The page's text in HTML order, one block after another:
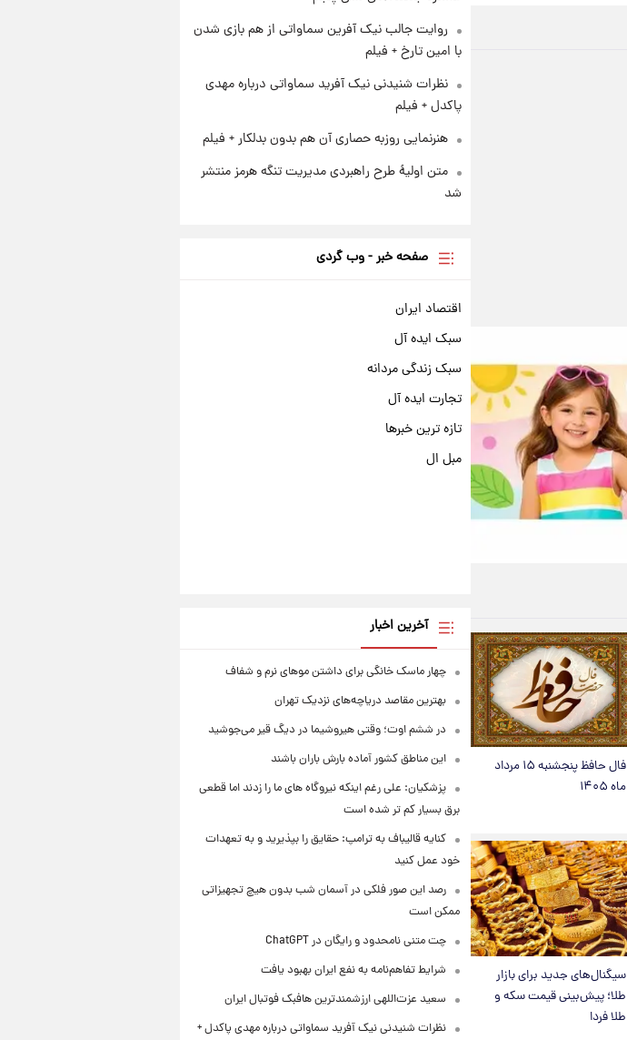
فال حافظ پنجشنبه ۱۵ مرداد
ماه ۱۴۰۵
سیگنال‌های جدید برای بازار
طلا؛ پیش‌بینی قیمت سکه و
طلا فردا
روایت جالب نیک آفرین سماواتی از هم بازی شدن
با امین تارخ + فیلم
نظرات شنیدنی نیک آفرید سماواتی درباره مهدی
پاکدل + فیلم
هنرنمایی روزبه حصاری آن هم بدون بدلکار + فیلم
متن اولیۀ طرح راهبردی مدیریت تنگه هرمز منتشر
شد
صفحه خبر - وب گردی
اقتصاد ایران
سبک ایده آل
سبک زندگی مردانه
تجارت ایده آل
تازه ترین خبرها
مبل ال
آخرین اخبار
چهار ماسک خانگی برای داشتن موهای نرم و شفاف
بهترین مقاصد دریاچه‌های نزدیک تهران
در ششم اوت؛ وقتی هیروشیما در دیگ قیر می‌جوشید
این مناطق کشور آماده بارش باران باشند
پزشکیان: علی رغم اینکه نیروگاه های ما را زدند اما قطعی
برق بسیار کم تر شده است
کنایه قالیباف به ترامپ: حقایق را بپذیرید و به تعهدات
خود عمل کنید
رصد این صور فلکی در آسمان شب بدون هیچ تجهیزاتی
ممکن است
چت متنی نامحدود و رایگان در ChatGPT
شرایط تفاهم‌نامه به نفع ایران بهبود یافت
سعید عزت‌اللهی ارزشمندترین هافبک فوتبال ایران
نظرات شنیدنی نیک آفرید سماواتی درباره مهدی پاکدل +